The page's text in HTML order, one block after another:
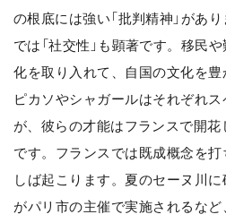
の根底には強い「批判精神」があ
では「社交性」も顕著です。移民
化を取り入れて、自国の文化を豊
ピカソやシャガールはそれぞれ
が、彼らの才能はフランスで開花
です。フランスでは既成概念を
しば起こります。夏のセーヌ川
がパリ市の主催で実施されるな